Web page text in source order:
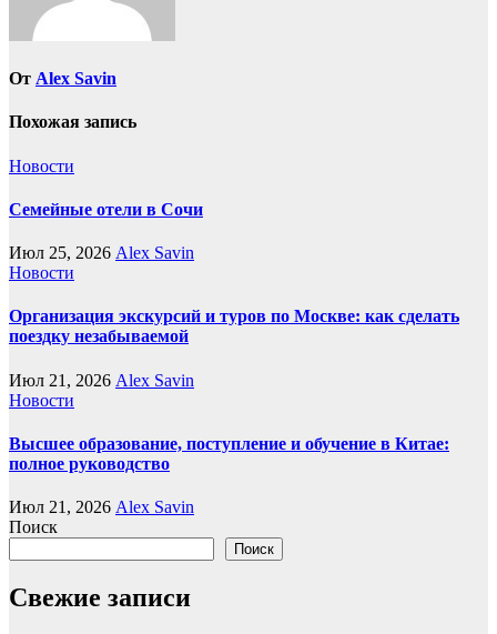
От Alex Savin
Похожая запись
Новости
Семейные отели в Сочи
Июл 25, 2026 Alex Savin
Новости
Организация экскурсий и туров по Москве: как сделать
поездку незабываемой
Июл 21, 2026 Alex Savin
Новости
Высшее образование, поступление и обучение в Китае:
полное руководство
Июл 21, 2026 Alex Savin
Поиск
Поиск
Свежие записи